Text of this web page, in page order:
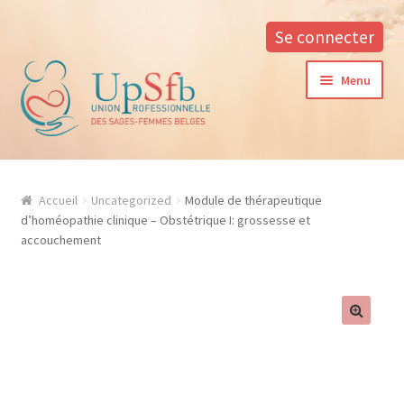
Se connecter
Aller
à
la
navigation
Aller
au
contenu
Menu
A propos
La formation continue à l’UPSfB
Accueil Uncategorized
Module de thérapeutique
d’homéopathie clinique – Obstétrique I: grossesse et
accouchement